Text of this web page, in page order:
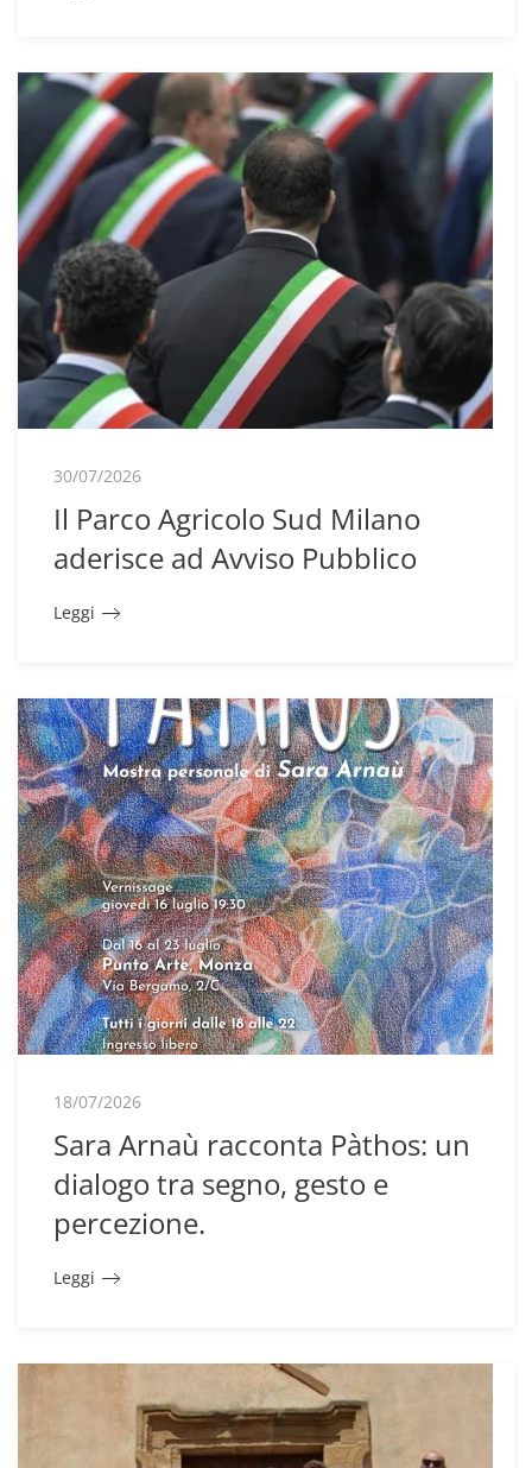
30/07/2026
Il Parco Agricolo Sud Milano
aderisce ad Avviso Pubblico
Leggi
18/07/2026
Sara Arnaù racconta Pàthos: un
dialogo tra segno, gesto e
percezione.
Leggi